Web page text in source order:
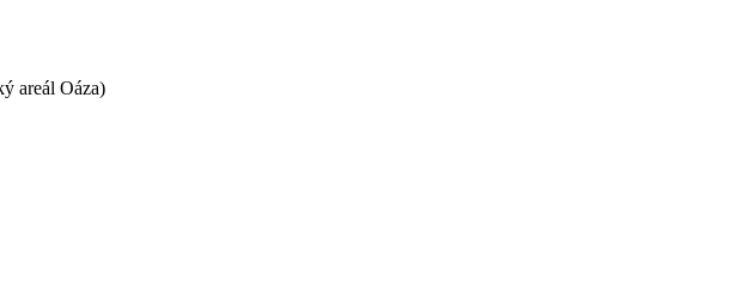
areál Oáza)